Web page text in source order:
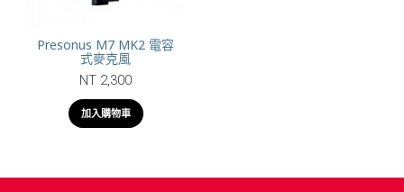
Presonus M7 MK2 電容
式麥克風
NT 2,300
加入購物車